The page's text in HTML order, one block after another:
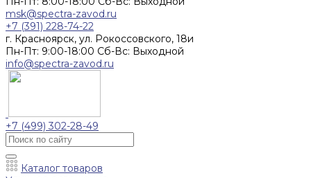
msk@spectra-zavod.ru
+7 (391) 228-74-22
г. Красноярск, ул. Рокоссовского, 18и
Пн-Пт: 9:00-18:00 Cб-Вс: Выходной
info@spectra-zavod.ru
+7 (499) 302-28-49
Каталог товаров